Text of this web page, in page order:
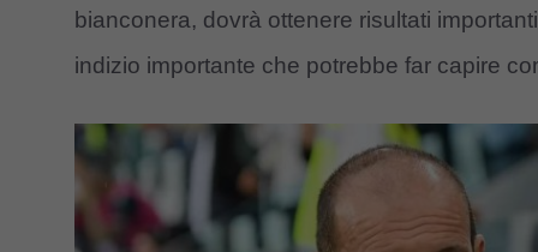
bianconera, dovrà ottenere risultati
indizio importante che potrebbe far capire